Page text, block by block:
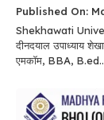
Published On:
Shekhawati
दीनदयाल उपाध्याय
एमकॉम, BBA,